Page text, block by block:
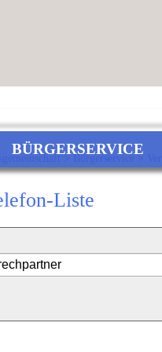
BÜRGERSERVICE
>Bürgerservice>
Liste